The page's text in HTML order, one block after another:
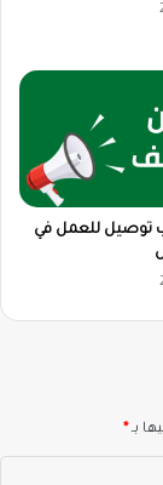
توصيل للعمل في
بـ *